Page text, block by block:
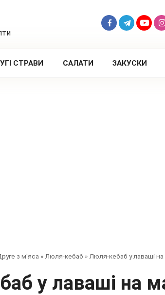
СТРАВИ САЛАТИ ЗАКУСКИ
з м'яса » Люля-кебаб » Люля-кебаб у лаваші на
у лаваші на